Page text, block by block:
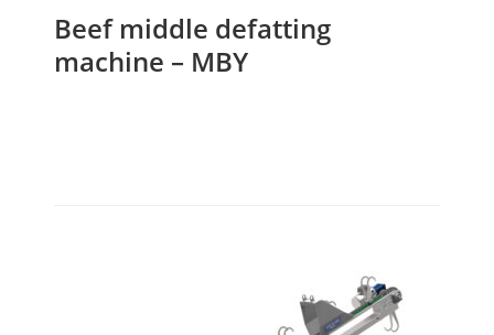
Beef middle defatting
machine – MBY